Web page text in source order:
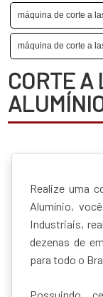
máquina de corte a
máquina de corte a
CORTE A
Realize uma
Alumínio,
Industriais,
dezenas de
para todo o